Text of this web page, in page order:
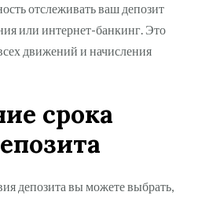
отслеживать ваш депозит
или интернет-банкинг. Это
движений и начисления
срока
депозита вы можете выбрать,